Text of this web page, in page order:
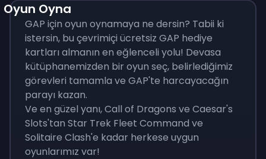
Oyun Oyna
GAP için oyun oynamaya ne dersin? Tabii ki
istersin, bu çevrimiçi ücretsiz GAP hediye
kartları almanın en eğlenceli yolu! Devasa
kütüphanemizden bir oyun seç, belirlediğimiz
görevleri tamamla ve GAP'te harcayacağın
parayı kazan.
Ve en güzel yanı, Call of Dragons ve Caesar's
Slots'tan Star Trek Fleet Command ve
Solitaire Clash'e kadar herkese uygun
oyunlarımız var!